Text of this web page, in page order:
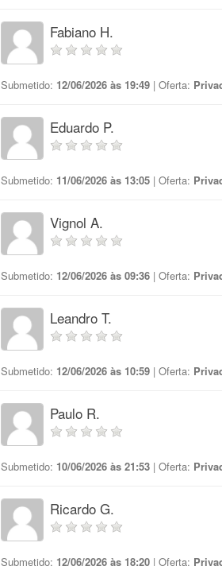
Fabiano H.
Submetido: 12/06/2026 às 19:49 | Oferta:
Eduardo P.
Submetido: 11/06/2026 às 13:05 | Oferta:
Vignol A.
Submetido: 12/06/2026 às 09:36 | Oferta:
Leandro T.
Submetido: 12/06/2026 às 10:59 | Oferta:
Paulo R.
Submetido: 10/06/2026 às 21:53 | Oferta:
Ricardo G.
Submetido: 12/06/2026 às 18:20 | Oferta: